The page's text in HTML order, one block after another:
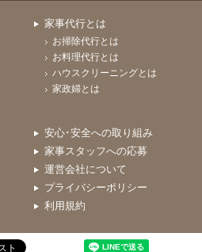
家事代行とは
お掃除代行とは
お料理代行とは
ハウスクリーニングとは
家政婦とは
安心･安全への取り組み
家事スタッフへの応募
運営会社について
プライバシーポリシー
利用規約